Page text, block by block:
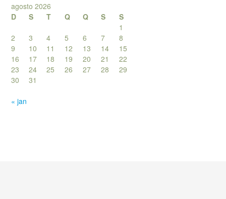
agosto 2026
D
S T Q Q S
S
1
2
3 4 5 6 7
8
9
10 11 12 13 14
15
16
17 18 19 20 21
22
23
24 25 26 27 28
29
30
31
« jan